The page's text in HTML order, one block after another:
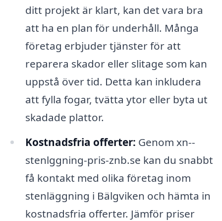
ditt projekt är klart, kan det vara bra
att ha en plan för underhåll. Många
företag erbjuder tjänster för att
reparera skador eller slitage som kan
uppstå över tid. Detta kan inkludera
att fylla fogar, tvätta ytor eller byta ut
skadade plattor.
Kostnadsfria offerter: Genom xn--
stenlggning-pris-znb.se kan du snabbt
få kontakt med olika företag inom
stenläggning i Bälgviken och hämta in
kostnadsfria offerter. Jämför priser